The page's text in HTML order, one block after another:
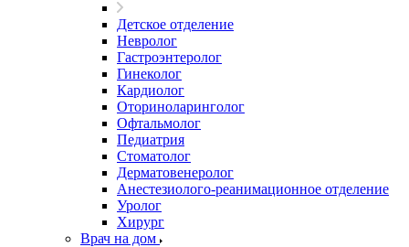
Детское отделение
Невролог
Гастроэнтеролог
Гинеколог
Кардиолог
Оториноларинголог
Офтальмолог
Педиатрия
Стоматолог
Дерматовенеролог
Анестезиолого-реанимационное отделение
Уролог
Хирург
Врач на дом